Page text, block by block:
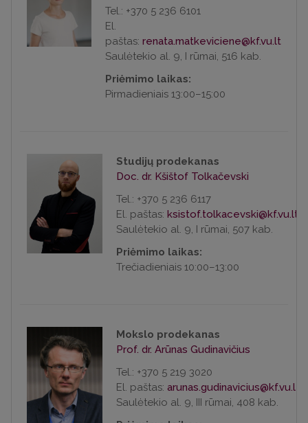
Tel.: +370 5 236 6101
El.
paštas:
Saulėtekio al. 9, I rūmai, 516 kab.
Priėmimo laikas:
Pirmadieniais 13:00–15:00
Studijų prodekanas
Doc. dr. Kšištof Tolkačevski
Tel.: +370 5 236 6117
El. paštas:
Saulėtekio al. 9, I rūmai, 507 kab.
Priėmimo laikas:
Trečiadieniais 10:00–13:00
Mokslo prodekanas
Prof. dr. Arūnas Gudinavičius
Tel.: +370 5 219 3020
El. paštas:
Saulėtekio al. 9, III rūmai, 408 kab.